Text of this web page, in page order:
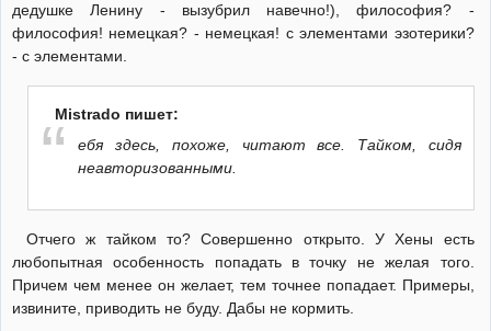
дедушке Ленину - вызубрил навечно!), философия? -
философия! немецкая? - немецкая! с элементами эзотерики?
- с элементами.
Mistrado пишет:
ебя здесь, похоже, читают все. Тайком, сидя
неавторизованными.
Отчего ж тайком то? Совершенно открыто. У Хены есть
любопытная особенность попадать в точку не желая того.
Причем чем менее он желает, тем точнее попадает. Примеры,
извините, приводить не буду. Дабы не кормить.